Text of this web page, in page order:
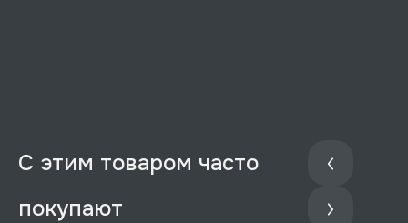
С этим товаром часто
покупают